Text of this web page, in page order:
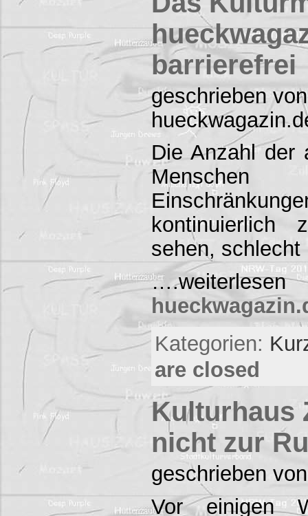
barrierefrei
geschrieben
Die Anzahl der
Menschen
sehen,
Kategorien:
are closed
Kulturhaus
nicht zur
geschrieben
Vor einigen